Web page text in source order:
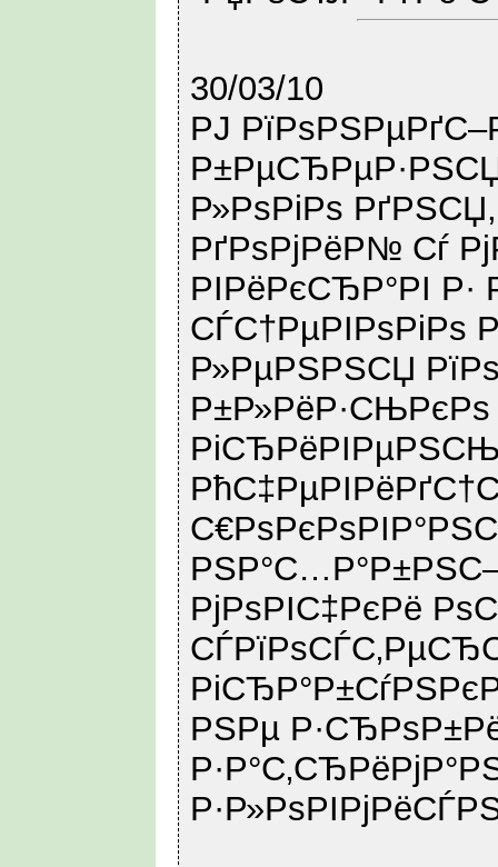
30/03/10
РЈ
Р»РѕРіРѕ
РґРѕРјРёР№ Сѓ
РІРёРєСЂР°РІ Р·
СЃС†РµРІРѕРіРѕ
Р»РµРЅРЅСЏ
РјРѕРІС‡РєРё
РЅРµ